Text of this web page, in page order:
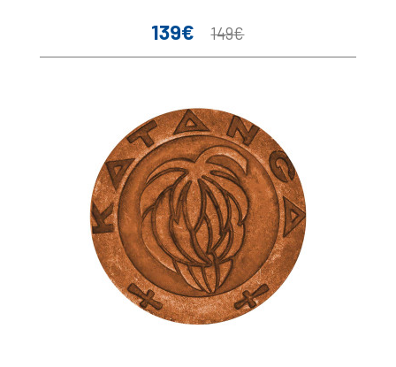
Prix
139€
Prix
149€